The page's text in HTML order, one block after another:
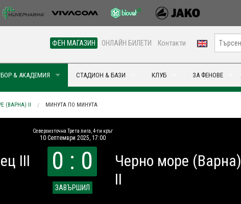
ФЕН МАГАЗИН ОНЛАЙН БИЛЕТИ Контакти
& АКАДЕМИЯ СТАДИОН & БАЗИ КЛУБ ЗА ФЕНОВЕ
(ВАРНА) II МИНУТА ПО МИНУТА
Североизточна Трета лига, 4-ти кръг
10 Септември 2025, 17:00
III 0 : 0
ЗАВЪРШИЛ
Черно море (Варна)
II